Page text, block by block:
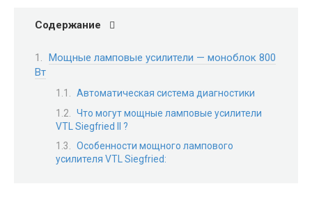
Содержание
Мощные ламповые усилители — моноблок 800
Вт
Автоматическая система диагностики
Что могут мощные ламповые усилители
VTL Siegfried II ?
Особенности мощного лампового
усилителя VTL Siegfried: